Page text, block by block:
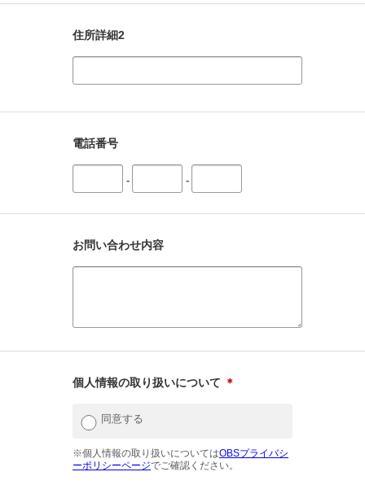
住所詳細2
電話番号
- -
お問い合わせ内容
個人情報の取り扱いについて ＊
同意する
※個人情報の取り扱いについてはOBSプライバシ
ーポリシーページでご確認ください。